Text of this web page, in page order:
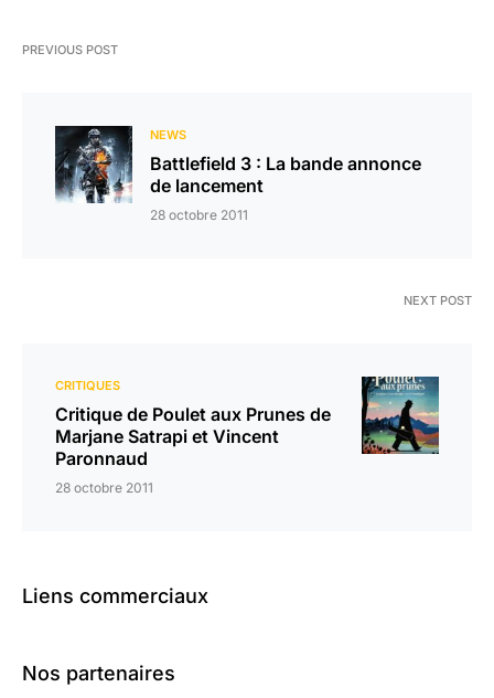
PREVIOUS POST
NEWS
Battlefield 3 : La bande annonce
de lancement
28 octobre 2011
NEXT POST
CRITIQUES
Critique de Poulet aux Prunes de
Marjane Satrapi et Vincent
Paronnaud
28 octobre 2011
Liens commerciaux
Nos partenaires